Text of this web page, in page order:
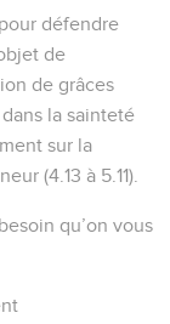
défendre
de
de grâces
la sainteté
sur la
(4.13 à 5.11).
qu’on vous